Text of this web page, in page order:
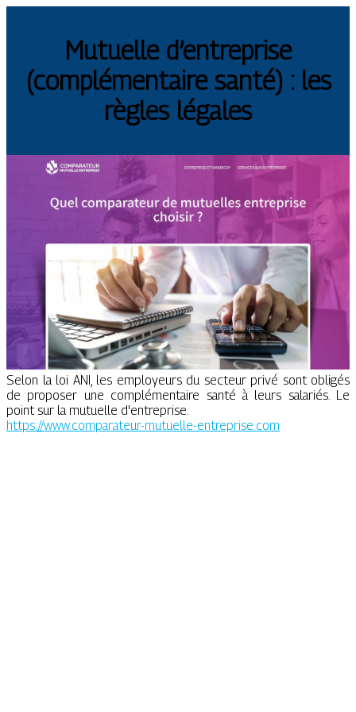
Mutuelle d’entreprise
(complémentaire santé) : les
règles légales
Selon la loi ANI, les employeurs du secteur privé sont obligés
de proposer une complémentaire santé à leurs salariés. Le
point sur la mutuelle d'entreprise.
https://www.comparateur-mutuelle-entreprise.com